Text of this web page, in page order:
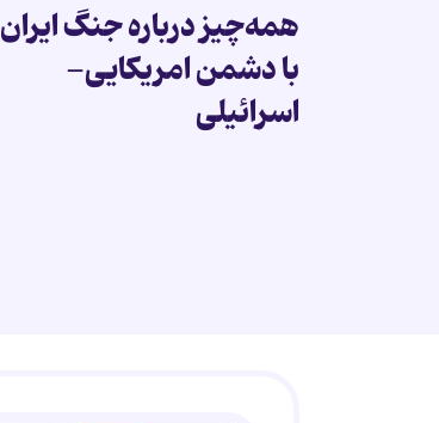
همه‌چیز درباره جنگ ایران
با دشمن امریکایی-
اسرائیلی